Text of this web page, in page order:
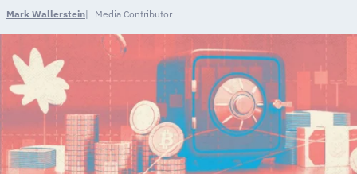
Mark Wallerstein Media Contributor